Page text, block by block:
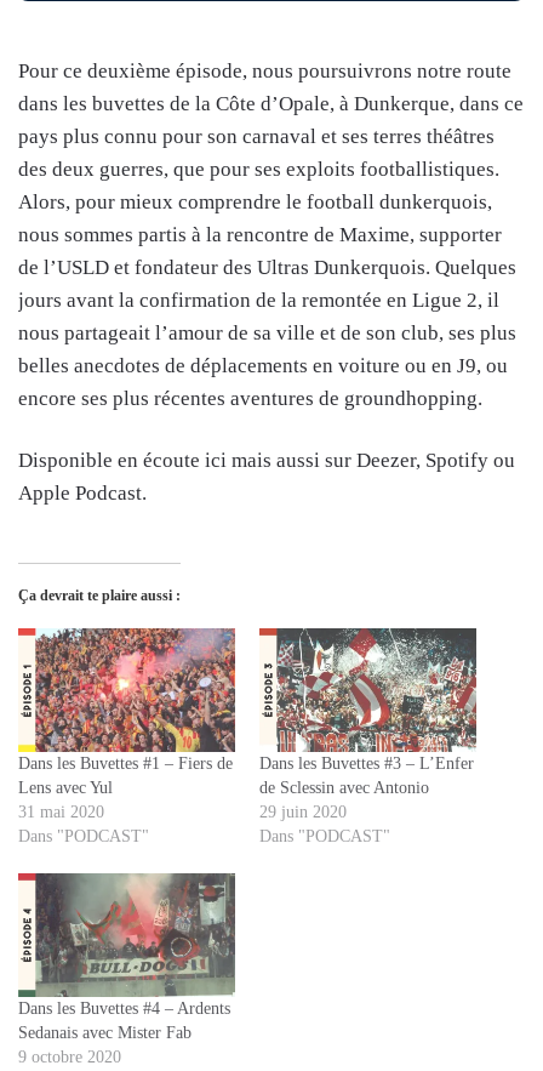
Pour ce deuxième épisode, nous poursuivrons notre route
dans les buvettes de la Côte d’Opale, à Dunkerque, dans ce
pays plus connu pour son carnaval et ses terres théâtres
des deux guerres, que pour ses exploits footballistiques.
Alors, pour mieux comprendre le football dunkerquois,
nous sommes partis à la rencontre de Maxime, supporter
de l’USLD et fondateur des Ultras Dunkerquois. Quelques
jours avant la confirmation de la remontée en Ligue 2, il
nous partageait l’amour de sa ville et de son club, ses plus
belles anecdotes de déplacements en voiture ou en J9, ou
encore ses plus récentes aventures de groundhopping.
Disponible en écoute ici mais aussi sur Deezer, Spotify ou
Apple Podcast.
Ça devrait te plaire aussi :
Dans les Buvettes #1 – Fiers de
Lens avec Yul
31 mai 2020
Dans "PODCAST"
Dans les Buvettes #3 – L’Enfer
de Sclessin avec Antonio
29 juin 2020
Dans "PODCAST"
Dans les Buvettes #4 – Ardents
Sedanais avec Mister Fab
9 octobre 2020